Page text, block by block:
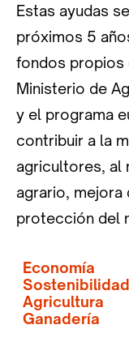
Estas ayudas
próximos 5
fondos propios
Ministerio de
y el programa
contribuir a la
agricultores, al
agrario,
protección del
Economía
Sostenibilidad
Agricultura
Ganadería